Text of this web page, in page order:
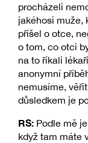
procházeli
jakéhosi muže,
přišel o otce,
o tom, co otci
na to říkali
anonymní
nemusíme,
důsledkem je
RS: Podle mě
když tam máte